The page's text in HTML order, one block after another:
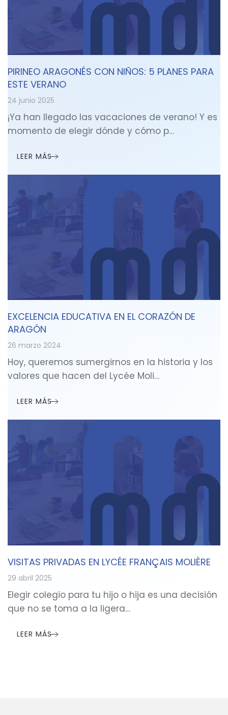
PIRINEO ARAGONÉS CON NIÑOS: 5 PLANES PARA
ESTE VERANO
24 junio 2025
¡Ya han llegado las vacaciones de verano! Y es
momento de elegir dónde y cómo p…
LEER MÁS
EXCELENCIA EDUCATIVA EN EL CORAZÓN DE
ARAGÓN
26 marzo 2024
Hoy, queremos sumergirnos en la historia y los
valores que hacen del Lycée Moli…
LEER MÁS
VISITAS PRIVADAS EN LYCÉE FRANÇAIS MOLIÈRE
29 abril 2025
Elegir colegio para tu hijo o hija es una decisión
que no se toma a la ligera…
LEER MÁS